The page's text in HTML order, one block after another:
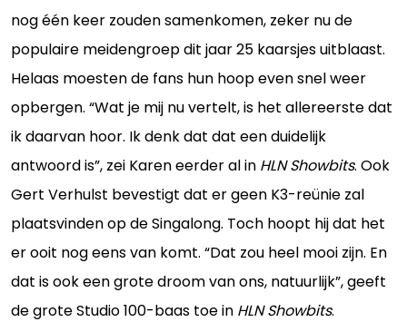
nog één keer zouden samenkomen, zeker nu de
populaire meidengroep dit jaar 25 kaarsjes uitblaast.
Helaas moesten de fans hun hoop even snel weer
opbergen. “Wat je mij nu vertelt, is het allereerste dat
ik daarvan hoor. Ik denk dat dat een duidelijk
antwoord is”, zei Karen eerder al in HLN Showbits. Ook
Gert Verhulst bevestigt dat er geen K3-reünie zal
plaatsvinden op de Singalong. Toch hoopt hij dat het
er ooit nog eens van komt. “Dat zou heel mooi zijn. En
dat is ook een grote droom van ons, natuurlijk”, geeft
de grote Studio 100-baas toe in HLN Showbits.